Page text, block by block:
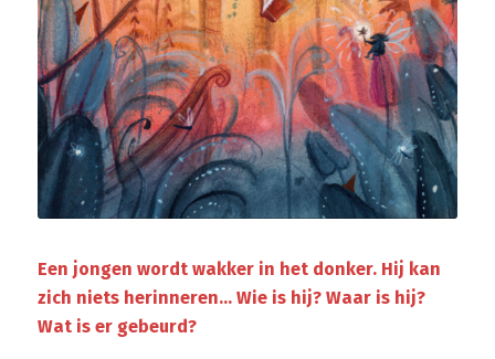
Een jongen wordt wakker in het donker. Hij kan
zich niets herinneren… Wie is hij? Waar is hij?
Wat is er gebeurd?